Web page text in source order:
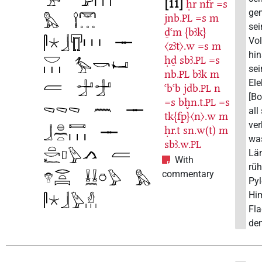
11 ḥr nfr =s
jnb.PL =s m
ḏꜥm {bꜣk}
〈zꜣt〉.w =s m
ḥḏ sbꜣ.PL =s
nb.PL bꜣk m
ꜥbꜥb jdb.PL n
=s bḫn.t.PL =s
tk{fp}〈n〉.w m
ḥr.t sn.w(t) m
sbꜣ.w.PL
With
commentary
all